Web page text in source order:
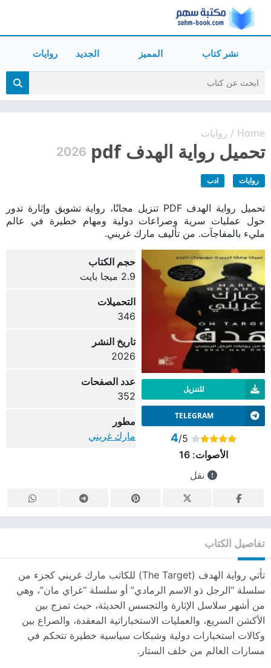
نشر كتاب المميز الجديد روايات
Home
/ روايات
تحميل رواية الهدف pdf 2026
روايات ادب
تحميل رواية الهدف PDF تنزيل مجانًا، رواية تشويق وإثارة تدور
حول عمليات سرية وصراعات دولية ومهام خطيرة في عالم
مليء بالمفاجآت. من تأليف مارك غريني.
للتنزيل
TELEGRAM
4/5
الأصوات:16
نقل
حجم الكتاب
2.9 ميجا بايت
التحميلات
346
تاريخ النشر
2026
عدد الصفحات
352
مطور
مارك غريني
تفاصيل الكتاب
تأتي رواية الهدف (The Target) للكاتب مارك غريني كجزء من
سلسلة “الرجل ذو الاسم الرمادي” أو سلسلة “غراي مان”، وهي
من أشهر سلاسل الإثارة والتجسس الحديثة، حيث تمزج بين
الأكشن السريع، والعمليات الاستخباراتية المعقدة، والصراع بين
وكالات استخبارات دولية وشبكات سياسية خطيرة تتحكم في
مسارات العالم من خلف الستار.